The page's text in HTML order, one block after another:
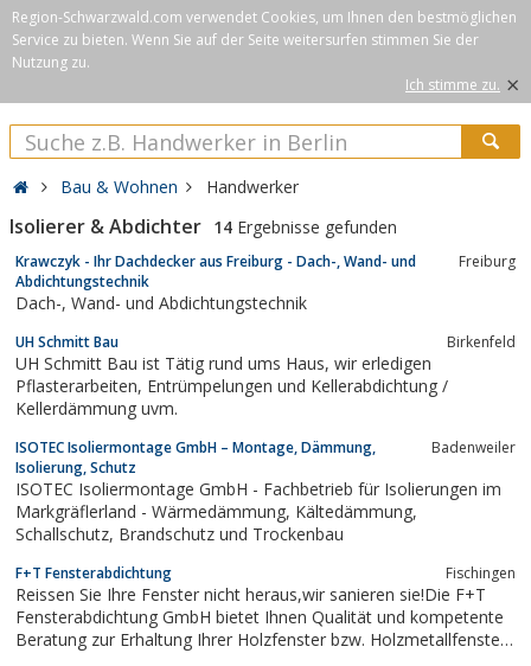
Region-Schwarzwald.com verwendet Cookies, um Ihnen den bestmöglichen
Service zu bieten. Wenn Sie auf der Seite weitersurfen stimmen Sie der
Nutzung zu.
Ich stimme zu. ×
Bau & Wohnen Handwerker
Isolierer & Abdichter 14 Ergebnisse gefunden
Krawczyk - Ihr Dachdecker aus Freiburg - Dach-, Wand- und
Abdichtungstechnik
Freiburg
Dach-, Wand- und Abdichtungstechnik
UH Schmitt Bau Birkenfeld
UH Schmitt Bau ist Tätig rund ums Haus, wir erledigen
Pflasterarbeiten, Entrümpelungen und Kellerabdichtung /
Kellerdämmung uvm.
ISOTEC Isoliermontage GmbH – Montage, Dämmung,
Isolierung, Schutz
Badenweiler
ISOTEC Isoliermontage GmbH - Fachbetrieb für Isolierungen im
Markgräflerland - Wärmedämmung, Kältedämmung,
Schallschutz, Brandschutz und Trockenbau
F+T Fensterabdichtung Fischingen
Reissen Sie Ihre Fenster nicht heraus,wir sanieren sie!Die F+T
Fensterabdichtung GmbH bietet Ihnen Qualität und kompetente
Beratung zur Erhaltung Ihrer Holzfenster bzw. Holzmetallfenster.